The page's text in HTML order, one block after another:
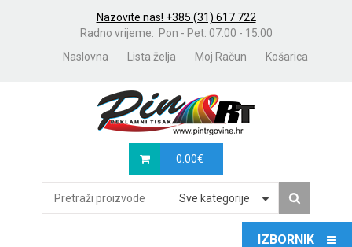
Nazovite nas! +385 (31) 617 722
Radno vrijeme: Pon - Pet: 07:00 - 15:00
Naslovna
Lista želja Moj Račun Košarica
0.00€
Sve kategorije